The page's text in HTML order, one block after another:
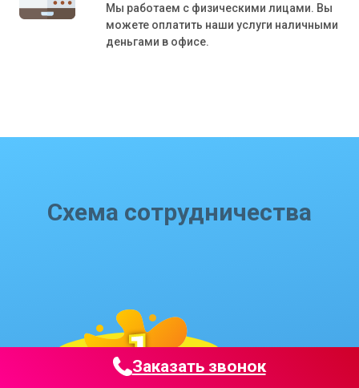
Мы работаем с физическими лицами. Вы
можете оплатить наши услуги наличными
деньгами в офисе.
Схема сотрудничества
Заказать звонок